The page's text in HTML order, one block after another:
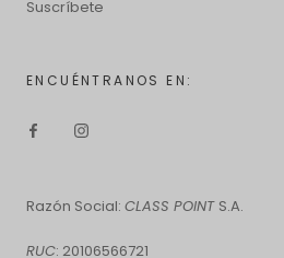
Suscríbete
ENCUÉNTRANOS EN:
Razón Social: CLASS POINT S.A.
RUC: 20106566721